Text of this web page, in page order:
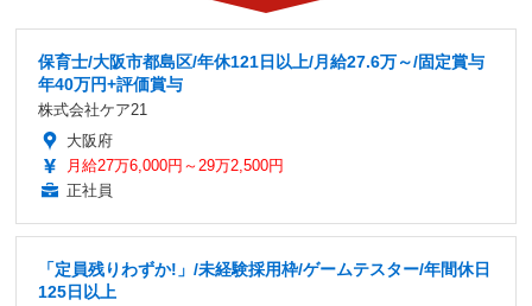
保育士/大阪市都島区/年休121日以上/月給27.6万～/固定賞与
年40万円+評価賞与
株式会社ケア21
大阪府
月給27万6,000円～29万2,500円
正社員
「定員残りわずか!」/未経験採用枠/ゲームテスター/年間休日
125日以上